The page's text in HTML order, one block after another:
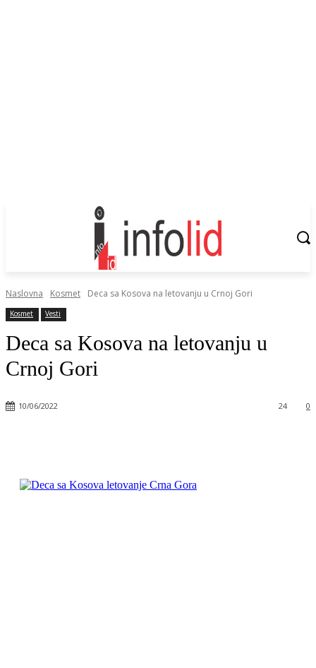
Naslovna Kosmet Deca sa Kosova na letovanju u Crnoj Gori
Kosmet Vesti
Deca sa Kosova na letovanju u
Crnoj Gori
10/06/2022 0
24